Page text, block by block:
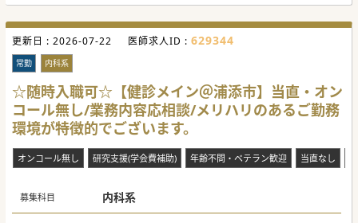
たが、地域のニーズに応えるため訪問診療の立ち上げを進め
ております。
■専門医資格の有無を問わず、総合的な内科スキルを持つ医
師がその経験を存分に活かして活躍できる場です。
■週4日～のご勤務やお車はもちろん、公共交通機関での通
勤に便利な立地で、プライベートとの両立をしやすいご勤務
環境がございます。
【具体的な業務内容】
■まずは施設メインの訪問を想定しておりますが、患者様や
そのご家族とも良好な関係性を構築した診療を行って頂きま
す。
っていただき、ご相談の上で業務内容等を調整する形になり
ます。
#秋入職可
更新日 : 2026-07-22 医師求人ID : 629344
常勤 内科系
☆随時入職可☆【健診メイン＠浦添市】当直・オン
コール無し/業務内容応相談/メリハリのあるご勤務
環境が特徴的でございます。
オンコール無し 研究支援(学会費補助) 年齢不問・ベテラン歓迎 当直なし
募集科目 内科系